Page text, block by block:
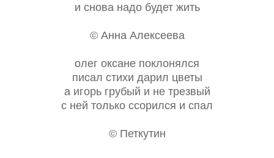
и снова надо будет жить
© Анна Алексеева
олег оксане поклонялся
писал стихи дарил цветы
а игорь грубый и не трезвый
с ней только ссорился и спал
© Петкутин